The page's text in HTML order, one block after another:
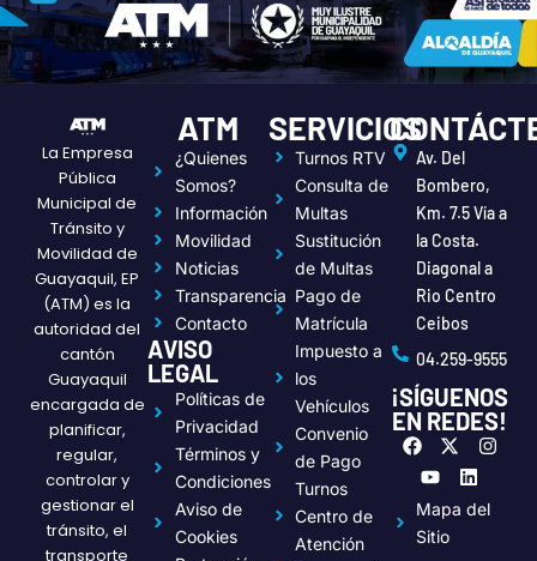
La Empresa
Pública
Municipal de
Tránsito y
Movilidad de
Guayaquil, EP
(ATM) es la
autoridad del
cantón
Guayaquil
encargada de
planificar,
regular,
controlar y
gestionar el
tránsito, el
transporte
ATM
¿Quienes
Somos?
Información
Movilidad
Noticias
Transparencia
Contacto
AVISO
LEGAL
Políticas de
Privacidad
Términos y
Condiciones
Aviso de
Cookies
SERVICIOS
Turnos RTV
Consulta de
Multas
Sustitución
de Multas
Pago de
Matrícula
Impuesto a
los
Vehículos
Convenio
de Pago
Turnos
Centro de
Atención
Av. Del
Bombero,
Km. 7.5 Vía a
la Costa.
Diagonal a
Rio Centro
Ceibos
04.259-9555
¡SÍGUENOS
EN REDES!
F
a
c
e
b
o
X
-
i
t
I
n
t
a
Y
u
t
u
b
n
k
e
Mapa del
Sitio